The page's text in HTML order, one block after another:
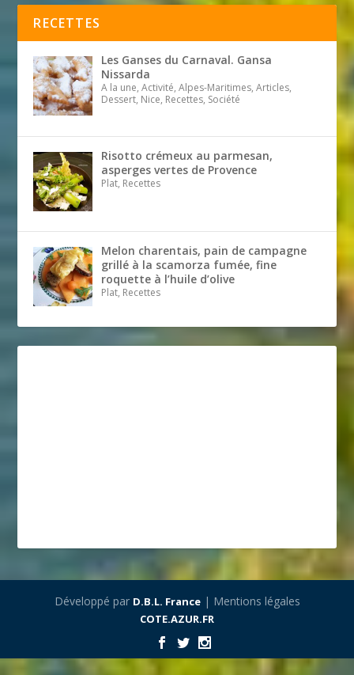
RECETTES
Les Ganses du Carnaval. Gansa
Nissarda
A la une, Activité, Alpes-Maritimes, Articles,
Dessert, Nice, Recettes, Société
Risotto crémeux au parmesan,
asperges vertes de Provence
Plat, Recettes
Melon charentais, pain de campagne
grillé à la scamorza fumée, fine
roquette à l’huile d’olive
Plat, Recettes
Développé par D.B.L. France| Mentions légales
COTE.AZUR.FR